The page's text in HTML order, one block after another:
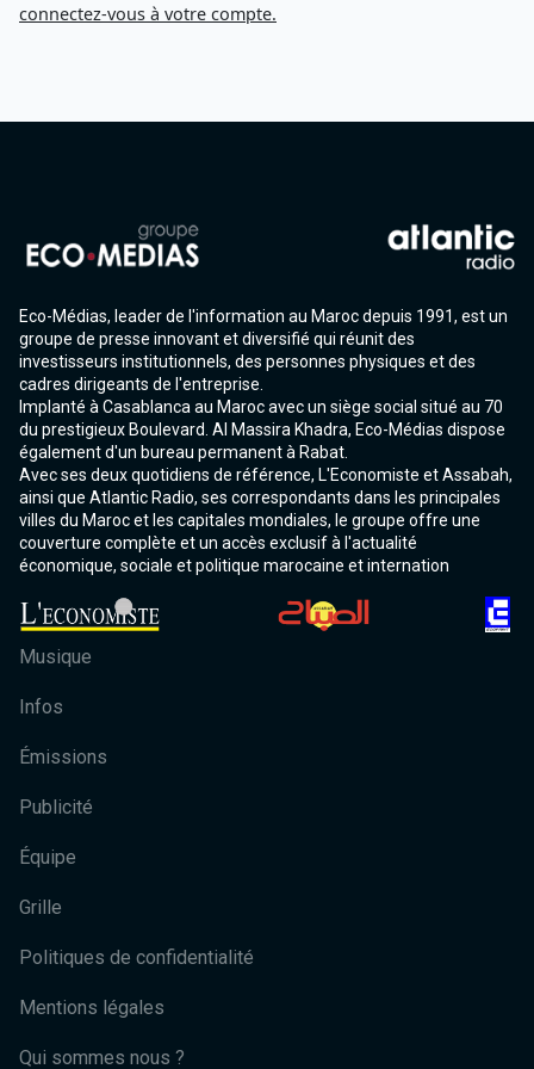
connectez-vous à votre compte.
Eco-Médias, leader de l'information au Maroc depuis 1991, est un
groupe de presse innovant et diversifié qui réunit des
investisseurs institutionnels, des personnes physiques et des
cadres dirigeants de l'entreprise.
Implanté à Casablanca au Maroc avec un siège social situé au 70
du prestigieux Boulevard. Al Massira Khadra, Eco-Médias dispose
également d'un bureau permanent à Rabat.
Avec ses deux quotidiens de référence, L'Economiste et Assabah,
ainsi que Atlantic Radio, ses correspondants dans les principales
villes du Maroc et les capitales mondiales, le groupe offre une
couverture complète et un accès exclusif à l'actualité
économique, sociale et politique marocaine et internation
Musique
Infos
Émissions
Publicité
Équipe
Grille
Politiques de confidentialité
Mentions légales
Qui sommes nous ?